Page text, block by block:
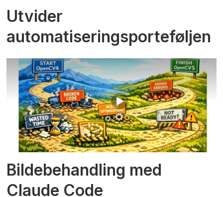
Utvider
automatiseringsporteføljen
Bildebehandling med
Claude Code